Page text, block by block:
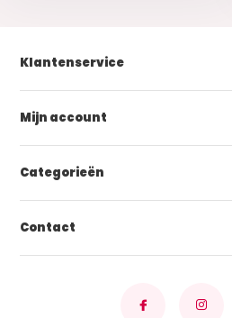
Klantenservice
Mijn account
Categorieën
Contact